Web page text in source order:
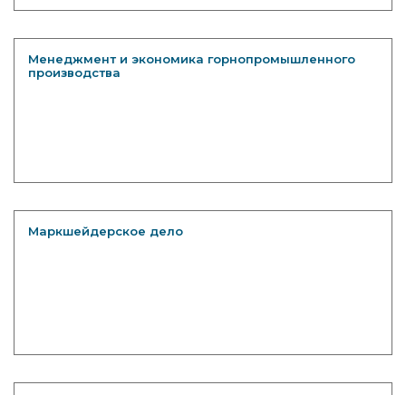
Менеджмент и экономика горнопромышленного
производства
Маркшейдерское дело